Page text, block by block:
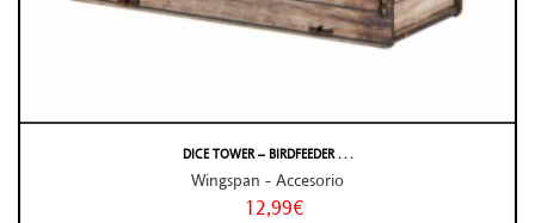
DICE TOWER – BIRDFEEDER . . .
Wingspan - Accesorio
12,99€